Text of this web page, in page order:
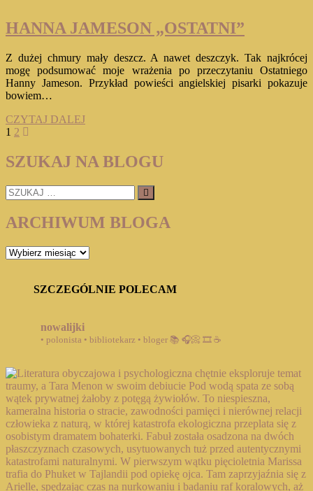
(DAVID
HUNTER
HANNA JAMESON „OSTATNI”
Z dużej chmury mały deszcz. A nawet deszczyk. Tak najkrócej
mogę podsumować moje wrażenia po przeczytaniu Ostatniego
Hanny Jameson. Przykład powieści angielskiej pisarki pokazuje
bowiem…
CZYTAJ DALEJHANNA
Stronicowanie
wpisów
Page
1 Page
2
SZUKAJ NA BLOGU
SZUKAJ
…
ARCHIWUM BLOGA
ARCHIWUM
SZCZEGÓLNIE POLECAM
nowalijki
• polonista • bibliotekarz • bloger 📚 🎧📀 🎞️ ☕️